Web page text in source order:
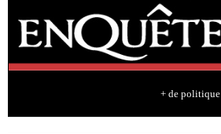
+ de politique